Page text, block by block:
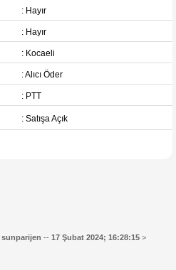
: Hayır
: Hayır
: Kocaeli
: Alıcı Öder
: PTT
: Satışa Açık
sunparijen -- 17 Şubat 2024; 16:28:15 >